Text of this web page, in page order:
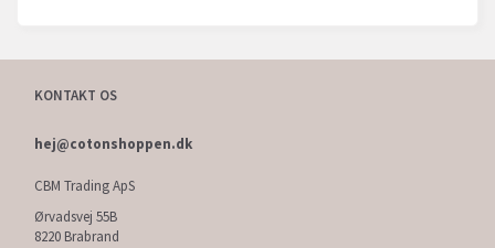
KONTAKT OS
hej@cotonshoppen.dk
CBM Trading ApS
Ørvadsvej 55B
8220 Brabrand